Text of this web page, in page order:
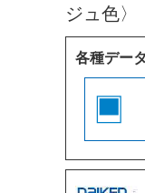
ジュ色
各種デー